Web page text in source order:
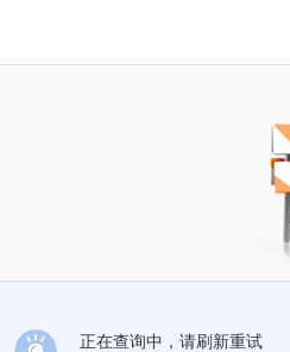
正在查询中，请刷新重试